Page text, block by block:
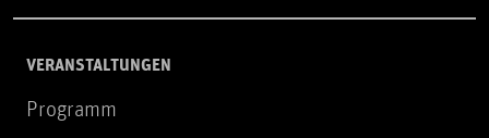
VERANSTALTUNGEN
Programm